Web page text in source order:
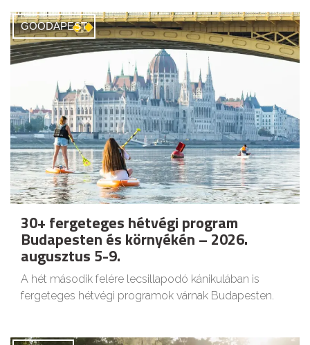
GOODAPEST
30+ fergeteges hétvégi program
Budapesten és környékén – 2026.
augusztus 5-9.
A hét második felére lecsillapodó kánikulában is
fergeteges hétvégi programok várnak Budapesten.